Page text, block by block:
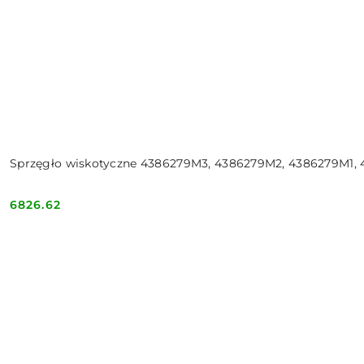
Sprzęgło wiskotyczne 4386279M3, 4386279M2, 4386279M1,
Cena:
6826.62